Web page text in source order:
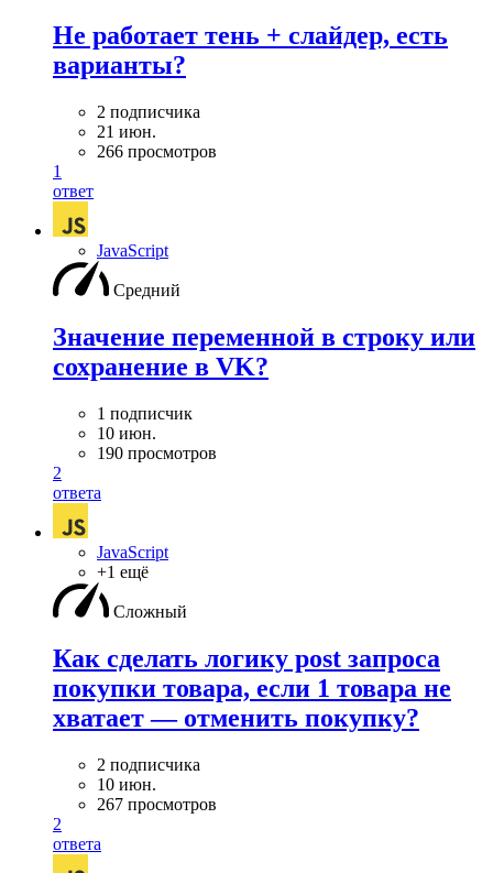
Не работает тень + слайдер, есть
варианты?
2 подписчика
21 июн.
266 просмотров
1
ответ
JavaScript
Средний
Значение переменной в строку или
сохранение в VK?
1 подписчик
10 июн.
190 просмотров
2
ответа
JavaScript
+1 ещё
Сложный
Как сделать логику post запроса
покупки товара, если 1 товара не
хватает — отменить покупку?
2 подписчика
10 июн.
267 просмотров
2
ответа